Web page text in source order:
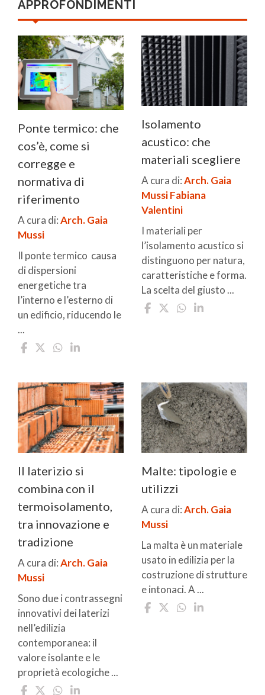
APPROFONDIMENTI
Ponte termico: che
cos’è, come si
corregge e
normativa di
riferimento
A cura di:Arch. Gaia
Mussi
Il ponte termico causa
di dispersioni
energetiche tra
l’interno e l’esterno di
un edificio, riducendo le
...
Isolamento
acustico: che
materiali scegliere
A cura di:Arch. Gaia
MussiFabiana
Valentini
I materiali per
l’isolamento acustico si
distinguono per natura,
caratteristiche e forma.
La scelta del giusto ...
Il laterizio si
combina con il
termoisolamento,
tra innovazione e
tradizione
A cura di:Arch. Gaia
Mussi
Sono due i contrassegni
innovativi dei laterizi
nell’edilizia
contemporanea: il
valore isolante e le
proprietà ecologiche ...
Malte: tipologie e
utilizzi
A cura di:Arch. Gaia
Mussi
La malta è un materiale
usato in edilizia per la
costruzione di strutture
e intonaci. A ...